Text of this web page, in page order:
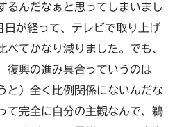
るんだなぁと思ってしまいまし
が経って、テレビで取り上げ
べてかなり減りました。でも、
復興の進み具合っていうのは
と）全く比例関係にないんだな
て完全に自分の主観なんで、鵜